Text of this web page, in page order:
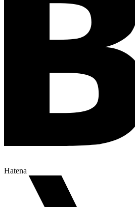
Hatena